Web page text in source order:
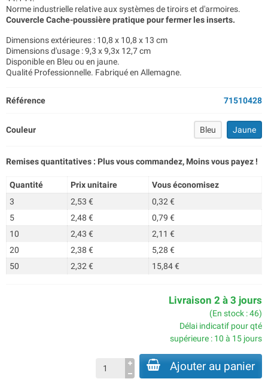
Norme industrielle relative aux systèmes de tiroirs et d'armoires.
Couvercle Cache-poussière pratique pour fermer les inserts.
Dimensions extérieures : 10,8 x 10,8 x 13 cm
Dimensions d'usage : 9,3 x 9,3x 12,7 cm
Disponible en Bleu ou en jaune.
Qualité Professionnelle. Fabriqué en Allemagne.
Référence 71510428
Couleur Bleu Jaune
Remises quantitatives : Plus vous commandez, Moins vous payez !
Quantité Prix unitaire
Vous économisez
3
2,53 €
0,32 €
5
2,48 €
0,79 €
10
2,43 €
2,11 €
20
2,38 €
5,28 €
50
2,32 € 15,84 €
Livraison 2 à 3 jours
(En stock : 46)
Délai indicatif pour qté
supérieure : 10 à 15 jours
Ajouter au panier